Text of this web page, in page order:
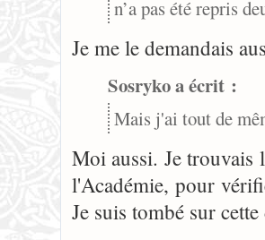
n’a pas été repris
Je me le demandais
Sosryko a écrit :
Mais j'ai tout de
Moi aussi. Je trouvais
l'Académie, pour
Je suis tombé sur